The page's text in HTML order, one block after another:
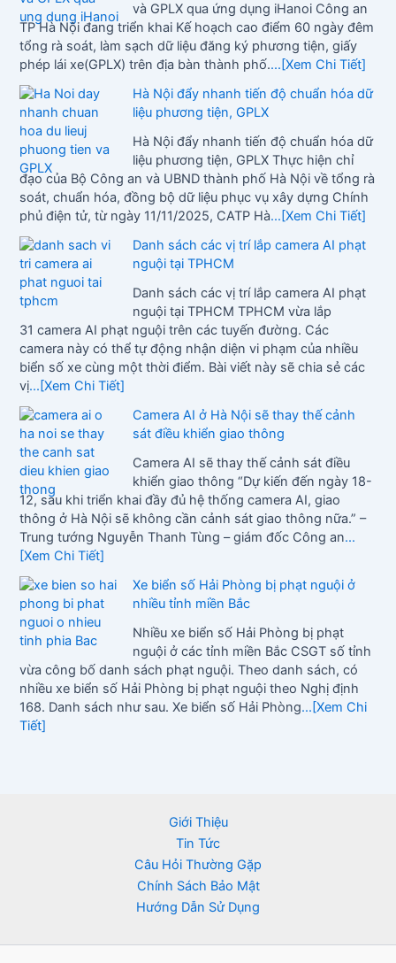
và GPLX qua ứng dụng iHanoi Công an
TP Hà Nội đang triển khai Kế hoạch cao điểm 60 ngày đêm
tổng rà soát, làm sạch dữ liệu đăng ký phương tiện, giấy
phép lái xe(GPLX) trên địa bàn thành phố....[Xem Chi Tiết]
Hà Nội đẩy nhanh tiến độ chuẩn hóa dữ
liệu phương tiện, GPLX
Hà Nội đẩy nhanh tiến độ chuẩn hóa dữ
liệu phương tiện, GPLX Thực hiện chỉ
đạo của Bộ Công an và UBND thành phố Hà Nội về tổng rà
soát, chuẩn hóa, đồng bộ dữ liệu phục vụ xây dựng Chính
phủ điện tử, từ ngày 11/11/2025, CATP Hà...[Xem Chi Tiết]
Danh sách các vị trí lắp camera AI phạt
nguội tại TPHCM
Danh sách các vị trí lắp camera AI phạt
nguội tại TPHCM TPHCM vừa lắp
31 camera AI phạt nguội trên các tuyến đường. Các
camera này có thể tự động nhận diện vi phạm của nhiều
biển số xe cùng một thời điểm. Bài viết này sẽ chia sẻ các
vị...[Xem Chi Tiết]
Camera AI ở Hà Nội sẽ thay thế cảnh
sát điều khiển giao thông
Camera AI sẽ thay thế cảnh sát điều
khiển giao thông “Dự kiến đến ngày 18-
12, sau khi triển khai đầy đủ hệ thống camera AI, giao
thông ở Hà Nội sẽ không cần cảnh sát giao thông nữa.” –
Trung tướng Nguyễn Thanh Tùng – giám đốc Công an...
[Xem Chi Tiết]
Xe biển số Hải Phòng bị phạt nguội ở
nhiều tỉnh miền Bắc
Nhiều xe biển số Hải Phòng bị phạt
nguội ở các tỉnh miền Bắc CSGT số tỉnh
vừa công bố danh sách phạt nguội. Theo danh sách, có
nhiều xe biển số Hải Phòng bị phạt nguội theo Nghị định
168. Danh sách như sau. Xe biển số Hải Phòng...[Xem Chi
Tiết]
Giới Thiệu
Tin Tức
Câu Hỏi Thường Gặp
Chính Sách Bảo Mật
Hướng Dẫn Sử Dụng